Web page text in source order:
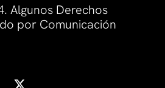
Algunos Derechos
por Comunicación